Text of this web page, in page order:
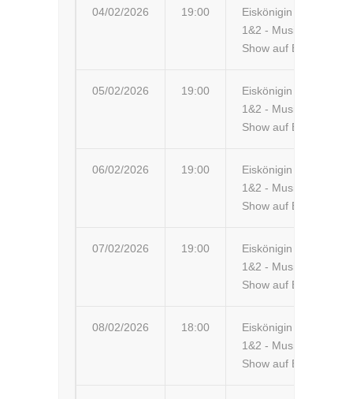
04/02/2026 19:00
Eiskönigin
1&2 - Musik-
Show auf Eis
05/02/2026 19:00
Eiskönigin
1&2 - Musik-
Show auf Eis
06/02/2026 19:00
Eiskönigin
1&2 - Musik-
Show auf Eis
07/02/2026 19:00
Eiskönigin
1&2 - Musik-
Show auf Eis
08/02/2026 18:00
Eiskönigin
1&2 - Musik-
Show auf Eis